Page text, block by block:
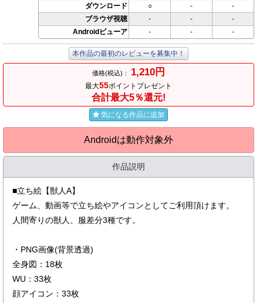
ダウンロード ○ -
-
ブラウザ視聴
- -
-
Androidビューア
- - -
本作品の最初のレビューを募集中！
価格(税込)： 1,210円
最大55ポイントプレゼント
合計最大5％還元!
気になる作品に追加
Androidは動作対象外
作品説明
■立ち絵【獣人A】
ゲーム、動画等で立ち絵やアイコンとしてご利用頂けます。
人間寄りの獣人、服差分3種です。
・PNG画像(背景透過)
全身図：18枚
WU：33枚
顔アイコン：33枚